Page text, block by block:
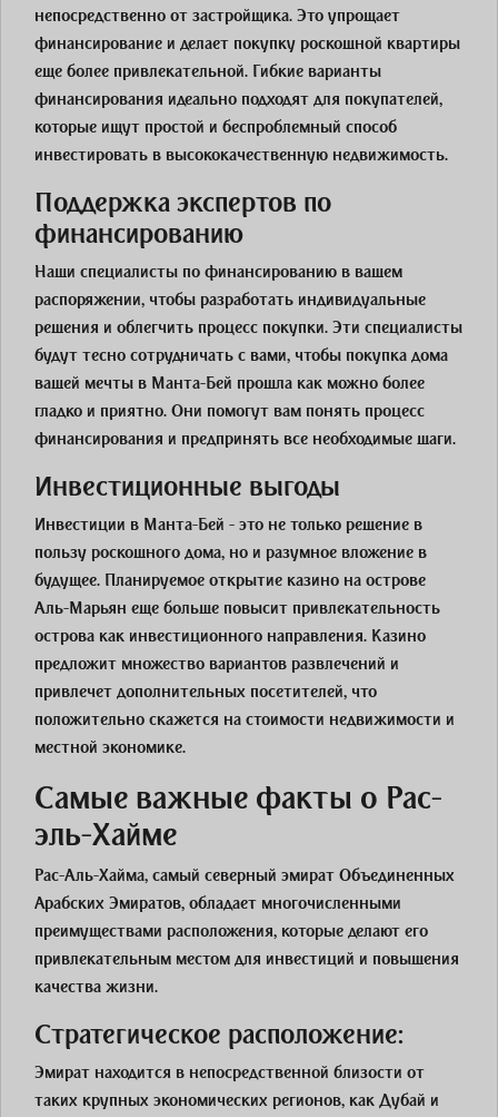
непосредственно от застройщика. Это упрощает
финансирование и делает покупку роскошной квартиры
еще более привлекательной. Гибкие варианты
финансирования идеально подходят для покупателей,
которые ищут простой и беспроблемный способ
инвестировать в высококачественную недвижимость.
Поддержка экспертов по
финансированию
Наши специалисты по финансированию в вашем
распоряжении, чтобы разработать индивидуальные
решения и облегчить процесс покупки. Эти специалисты
будут тесно сотрудничать с вами, чтобы покупка дома
вашей мечты в Манта-Бей прошла как можно более
гладко и приятно. Они помогут вам понять процесс
финансирования и предпринять все необходимые шаги.
Инвестиционные выгоды
Инвестиции в Манта-Бей - это не только решение в
пользу роскошного дома, но и разумное вложение в
будущее. Планируемое открытие казино на острове
Аль-Марьян еще больше повысит привлекательность
острова как инвестиционного направления. Казино
предложит множество вариантов развлечений и
привлечет дополнительных посетителей, что
положительно скажется на стоимости недвижимости и
местной экономике.
Самые важные факты о Рас-
эль-Хайме
Рас-Аль-Хайма, самый северный эмират Объединенных
Арабских Эмиратов, обладает многочисленными
преимуществами расположения, которые делают его
привлекательным местом для инвестиций и повышения
качества жизни.
Стратегическое расположение:
Эмират находится в непосредственной близости от
таких крупных экономических регионов, как Дубай и